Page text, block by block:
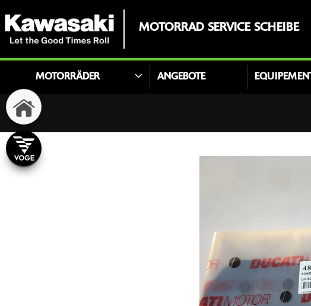
MOTORRAD SERVICE SCHEIBE
MOTORRÄDER ANGEBOTE EQUIPEMENT